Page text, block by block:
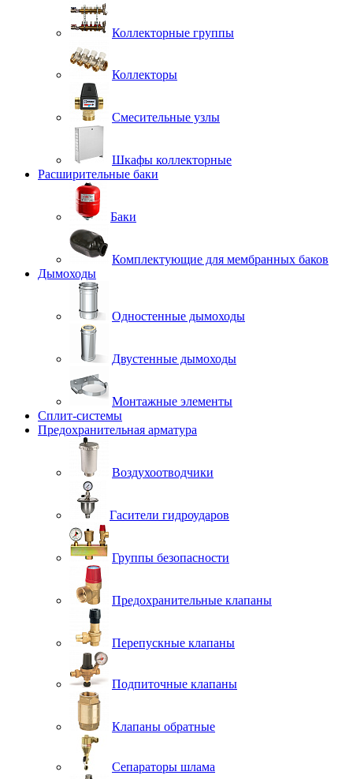
Коллекторные группы
Коллекторы
Смесительные узлы
Шкафы коллекторные
Расширительные баки
Баки
Комплектующие для мембранных баков
Дымоходы
Одностенные дымоходы
Двустенные дымоходы
Монтажные элементы
Сплит-системы
Предохранительная арматура
Воздухоотводчики
Гасители гидроударов
Группы безопасности
Предохранительные клапаны
Перепускные клапаны
Подпиточные клапаны
Клапаны обратные
Сепараторы шлама